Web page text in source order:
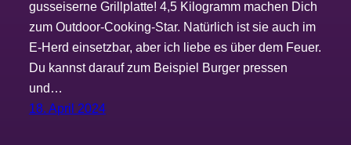
gusseiserne Grillplatte! 4,5 Kilogramm machen Dich
zum Outdoor-Cooking-Star. Natürlich ist sie auch im
E-Herd einsetzbar, aber ich liebe es über dem Feuer.
Du kannst darauf zum Beispiel Burger pressen
und…
18. April 2024